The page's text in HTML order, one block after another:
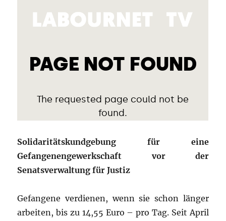
Solidaritätskundgebung für eine
Gefangenengewerkschaft vor der
Senatsverwaltung für Justiz
Gefangene verdienen, wenn sie schon länger
arbeiten, bis zu 14,55 Euro – pro Tag. Seit April